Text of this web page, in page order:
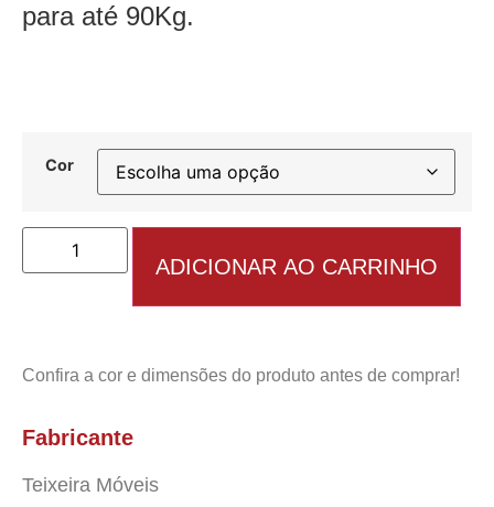
para até 90Kg.
Cor
ADICIONAR AO CARRINHO
Confira a cor e dimensões do produto antes de comprar!
Fabricante
Teixeira Móveis